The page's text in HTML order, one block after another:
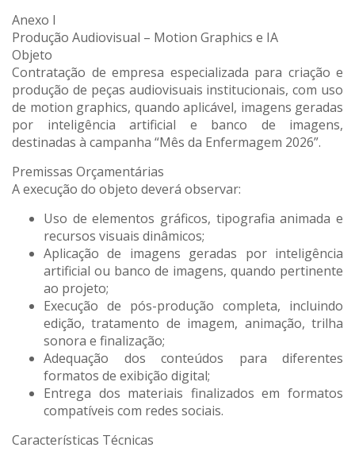
Anexo I
Produção Audiovisual – Motion Graphics e IA
Objeto
Contratação de empresa especializada para criação e
produção de peças audiovisuais institucionais, com uso
de motion graphics, quando aplicável, imagens geradas
por inteligência artificial e banco de imagens,
destinadas à campanha “Mês da Enfermagem 2026”.
Premissas Orçamentárias
A execução do objeto deverá observar:
Uso de elementos gráficos, tipografia animada e
recursos visuais dinâmicos;
Aplicação de imagens geradas por inteligência
artificial ou banco de imagens, quando pertinente
ao projeto;
Execução de pós-produção completa, incluindo
edição, tratamento de imagem, animação, trilha
sonora e finalização;
Adequação dos conteúdos para diferentes
formatos de exibição digital;
Entrega dos materiais finalizados em formatos
compatíveis com redes sociais.
Características Técnicas